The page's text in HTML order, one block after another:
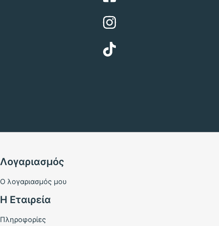
Λογαριασμός
Ο λογαριασμός μου
Η Εταιρεία
Πληροφορίες